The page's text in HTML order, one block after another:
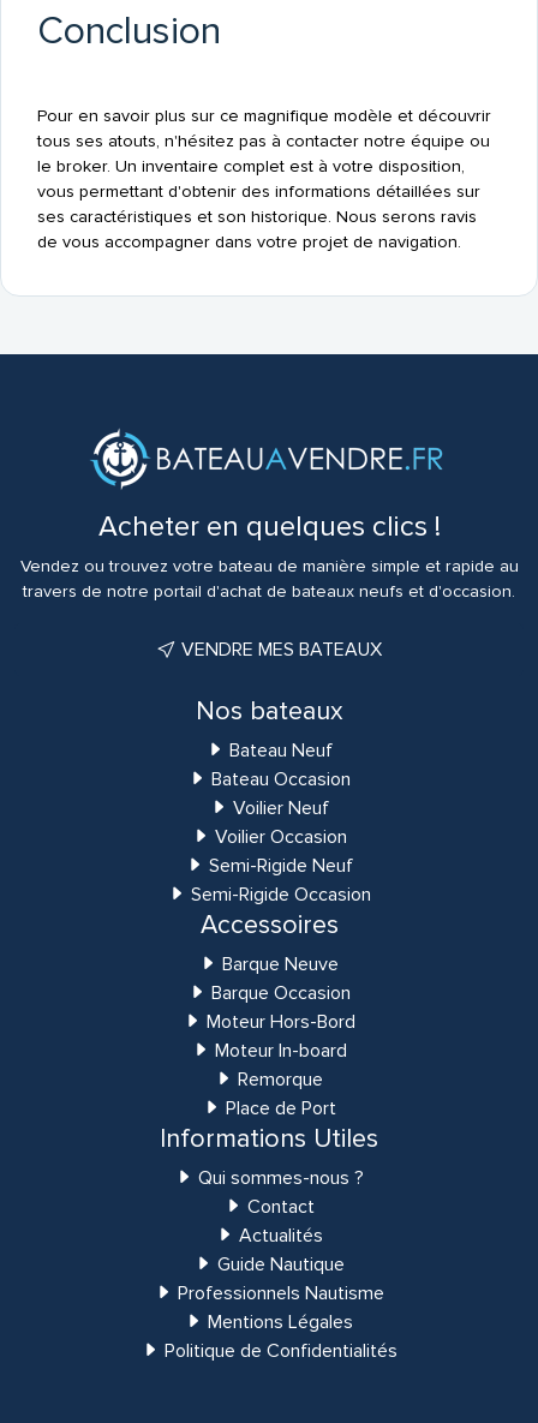
Conclusion
Pour en savoir plus sur ce magnifique modèle et découvrir
tous ses atouts, n'hésitez pas à contacter notre équipe ou
le broker. Un inventaire complet est à votre disposition,
vous permettant d'obtenir des informations détaillées sur
ses caractéristiques et son historique. Nous serons ravis
de vous accompagner dans votre projet de navigation.
Acheter en quelques clics !
Vendez ou trouvez votre bateau de manière simple et rapide au
travers de notre portail d'achat de bateaux neufs et d'occasion.
VENDRE MES BATEAUX
Nos bateaux
Bateau Neuf
Bateau Occasion
Voilier Neuf
Voilier Occasion
Semi-Rigide Neuf
Semi-Rigide Occasion
Accessoires
Barque Neuve
Barque Occasion
Moteur Hors-Bord
Moteur In-board
Remorque
Place de Port
Informations Utiles
Qui sommes-nous ?
Contact
Actualités
Guide Nautique
Professionnels Nautisme
Mentions Légales
Politique de Confidentialités